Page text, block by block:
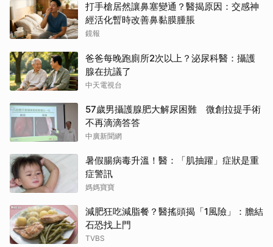
打手槍居然讓鼻塞變通？醫揭原因：交感神
經活化暫時改善鼻黏膜腫脹
鏡報
爸爸每晚跑廁所2次以上？泌尿科醫：攝護
腺在抗議了
中天電視台
57歲男攝護腺肥大解尿困難 微創拉提手術
不再滴滴答答
中廣新聞網
暑假腸病毒升溫！醫：「肌抽躍」症狀是重
症警訊
媽媽寶寶
減肥狂吃減脂餐？醫搖頭揭「1風險」：膽結
石恐找上門
TVBS